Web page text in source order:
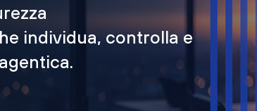
individua, controlla e